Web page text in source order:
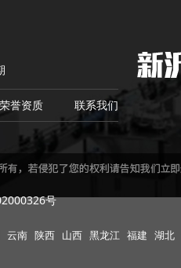
荣誉资质 联系我们
号
云南 陕西 山西 黑龙江 福建 湖北